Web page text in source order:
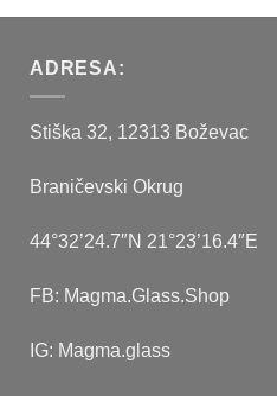
je
124.00 рсд.
je:
ADRESA:
Stiška 32, 12313 Boževac
Braničevski Okrug
44°32’24.7″N 21°23’16.4″E
FB: Magma.Glass.Shop
IG: Magma.glass